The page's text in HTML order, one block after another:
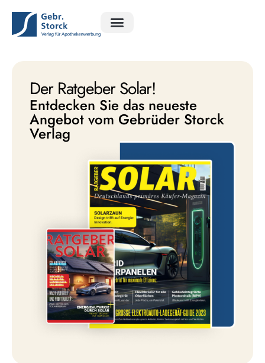
Der Ratgeber Solar!
Entdecken Sie das neueste
Angebot vom Gebrüder Storck
Verlag